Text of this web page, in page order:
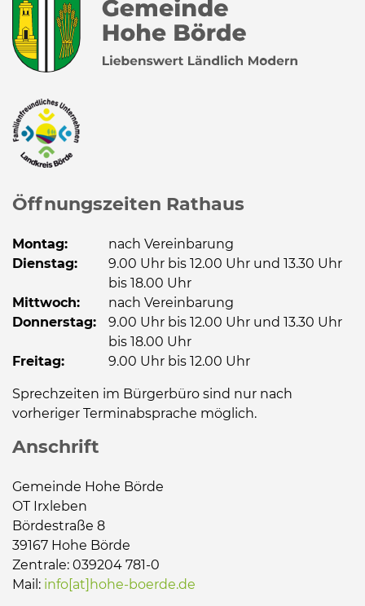
Öffnungszeiten Rathaus
Montag:
nach Vereinbarung
Dienstag:
9.00 Uhr bis 12.00 Uhr und 13.30 Uhr
bis 18.00 Uhr
Mittwoch:
nach Vereinbarung
Donnerstag: 9.00 Uhr bis 12.00 Uhr und 13.30 Uhr
bis 18.00 Uhr
Freitag:
9.00 Uhr bis 12.00 Uhr
Sprechzeiten im Bürgerbüro sind nur nach
vorheriger Terminabsprache möglich.
Anschrift
Gemeinde Hohe Börde
OT Irxleben
Bördestraße 8
39167 Hohe Börde
Zentrale: 039204 781-0
Mail: info[at]hohe-boerde.de